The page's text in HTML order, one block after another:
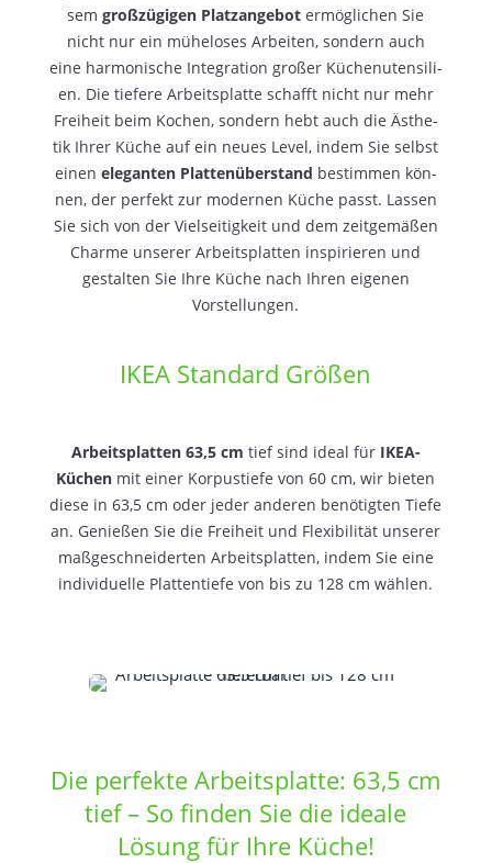
semgroß­zü­gi­gen Platz­an­ge­bot ermög­li­chen Sie
nicht nur ein mühe­lo­ses Arbei­ten, son­dern auch
eine har­mo­ni­sche Inte­gra­ti­on gro­ßer Küchen­uten­si­li­
en. Die tie­fe­re Arbeits­plat­te schafft nicht nur mehr
Frei­heit beim Kochen, son­dern hebt auch die Ästhe­
tik Ihrer Küche auf ein neu­es Level, indem Sie selbst
einen ele­gan­ten Plat­ten­über­stand bestim­men kön­
nen, der per­fekt zur moder­nen Küche passt. Las­sen
Sie sich von der Viel­sei­tig­keit und dem zeit­ge­mä­ßen
Charme unse­rer Arbeits­plat­ten inspi­rie­ren und
gestal­ten Sie Ihre Küche nach Ihren eige­nen
Vorstellungen.
IKEA Standard Größen
Arbeits­plat­ten 63,5 cm tief sind ide­al für IKEA-
Küchen mit einer Kor­pus­tie­fe von 60 cm, wir bie­ten
die­se in 63,5 cm oder jeder ande­ren benö­tig­ten Tie­fe
an. Genie­ßen Sie die Frei­heit und Fle­xi­bi­li­tät unse­rer
maß­ge­schnei­der­ten Arbeits­plat­ten, indem Sie eine
indi­vi­du­el­le Plat­ten­tie­fe von bis zu 128 cm wählen.
Die perfekte Arbeitsplatte: 63,5 cm
tief – So finden Sie die ideale
Lösung für Ihre Küche!